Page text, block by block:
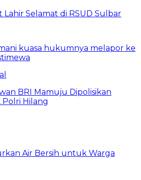
Lahir Selamat di RSUD Sulbar
BRI Mamuju Dipolisikan
Hilang
Air Bersih untuk Warga